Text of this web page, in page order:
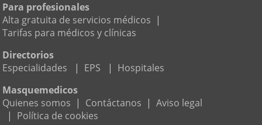
Para profesionales
Alta gratuita de servicios médicos |
Tarifas para médicos y clínicas
Directorios
Especialidades
| EPS | Hospitales
Masquemedicos
Quienes somos | Contáctanos | Aviso legal
| Política de cookies